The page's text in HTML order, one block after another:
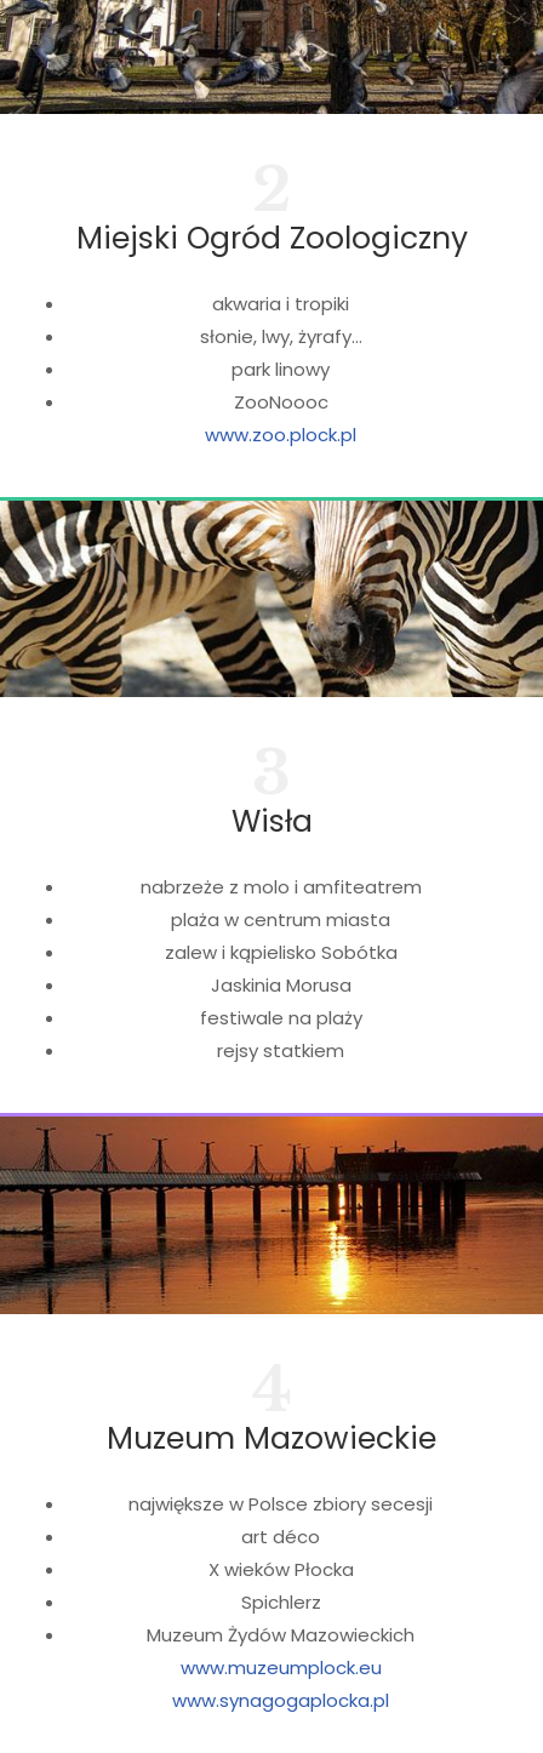
Miejski Ogród Zoologiczny
akwaria i tropiki
słonie, lwy, żyrafy…
park linowy
ZooNoooc
www.zoo.plock.pl
Wisła
nabrzeże z molo i amfiteatrem
plaża w centrum miasta
zalew i kąpielisko Sobótka
Jaskinia Morusa
festiwale na plaży
rejsy statkiem
Muzeum Mazowieckie
największe w Polsce zbiory secesji
art déco
X wieków Płocka
Spichlerz
Muzeum Żydów Mazowieckich
www.muzeumplock.eu
www.synagogaplocka.pl